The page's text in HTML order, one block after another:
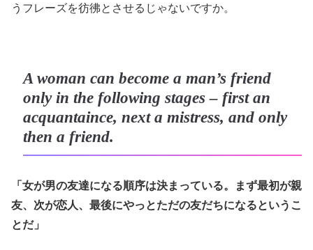
うフレーズを彷彿とさせるじゃないですか。
A woman can become a man’s friend
only in the following stages – first an
acquantaince, next a mistress, and only
then a friend.
「女が男の友達になる順序は決まっている。まず最初が親
友、次が恋人、最後にやっとただの友だちになるというこ
とだ」